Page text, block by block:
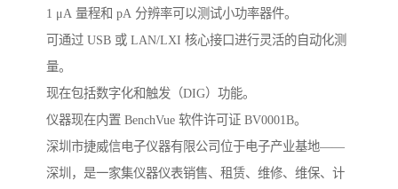
1 μA 量程和 pA 分辨率可以测试小功率器件。
可通过 USB 或 LAN/LXI 核心接口进行灵活的自动化测
量。
现在包括数字化和触发（DIG）功能。
仪器现在内置 BenchVue 软件许可证 BV0001B。
深圳市捷威信电子仪器有限公司位于电子产业基地——
深圳，是一家集仪器仪表销售、租赁、维修、维保、计